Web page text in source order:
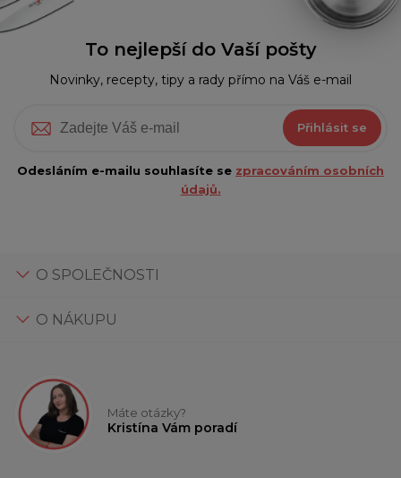
To nejlepší do Vaší pošty
Novinky, recepty, tipy a rady přímo na Váš e-mail
Přihlásit se
Odesláním e-mailu souhlasíte se zpracováním osobních
údajů.
O SPOLEČNOSTI
O NÁKUPU
Máte otázky?
Kristína Vám poradí